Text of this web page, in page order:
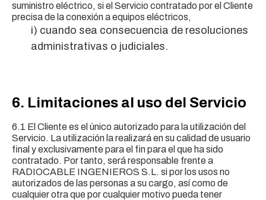
suministro eléctrico, si el Servicio contratado por el Cliente
precisa de la conexión a equipos eléctricos,
i) cuando sea consecuencia de resoluciones
administrativas o judiciales.
6. Limitaciones al uso del Servicio
6.1 El Cliente es el único autorizado para la utilización del
Servicio. La utilización la realizará en su calidad de usuario
final y exclusivamente para el fin para el que ha sido
contratado. Por tanto, será responsable frente a
RADIOCABLE INGENIEROS S.L. si por los usos no
autorizados de las personas a su cargo, así como de
cualquier otra que por cualquier motivo pueda tener